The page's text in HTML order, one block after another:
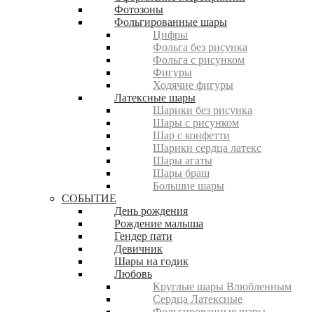
Фотозоны
Фольгированные шары
Цифры
Фольга без рисунка
Фольга с рисунком
Фигуры
Ходячие фигуры
Латексные шары
Шарики без рисунка
Шары с рисунком
Шар с конфетти
Шарики сердца латекс
Шары агаты
Шары браш
Большие шары
СОБЫТИЕ
День рождения
Рождение малыша
Гендер пати
Девичник
Шары на годик
Любовь
Круглые шары Влюбленным
Сердца Латексные